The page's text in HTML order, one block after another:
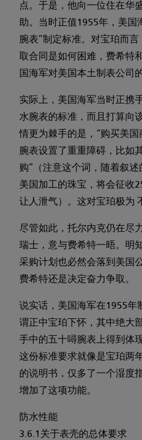
点。于是，他向一位住在华
助。当时正值1955年，美国
腕表”制定标准。对宝珀而
取合同是如何困难，费希特
国海军对美国本土制表公司
实际上，美国海军当时正携
水腕表的标准，而且打算向
情更为棘手的是，“购买美
腕表设置了重重障碍，比如
购”（注意这个词，随着叙
美国加工的珠宝，将会征收
让人泄气）。这对宝珀极为
尽管如此，托尔内克仍在尽
瑞士，意与费希特一晤。明
采购计划也必然会落到美国
费希特还是决定奋力争取。
说实话，美国海军在1955年
谓正中宝珀下怀，其中绝大
手中的五十噚腕表上得到体
这份标准要求就像是宝珀两
的说明书，仅多了一个湿度
增加了这项功能。
防水性能
3.6.1关于表壳的总体要求